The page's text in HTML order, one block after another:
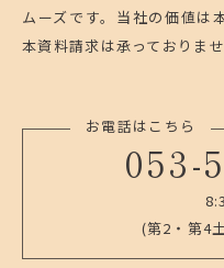
ムーズです。 当社の価値は
本資料請求は承っておりませ
お電話はこちら
053-
(第2・第4